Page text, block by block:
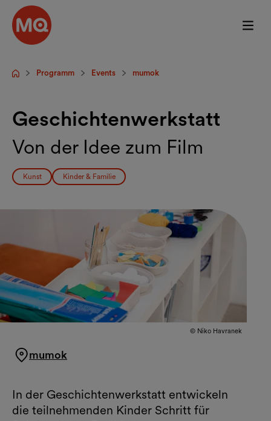
Zum Hauptinhalt springen
StartseiteProgramm Events mumok
Geschichtenwerkstatt
Von der Idee zum Film
Kunst Kinder & Familie
© Niko Havranek
mumok
In der Geschichtenwerkstatt entwickeln
die teilnehmenden Kinder Schritt für